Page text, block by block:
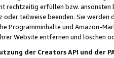
rechtzeitig erfüllen bzw. ansonsten
teilweise beenden. Sie werden
Programminhalte und Amazon-
Website entfernen und löschen
der Creators API und der